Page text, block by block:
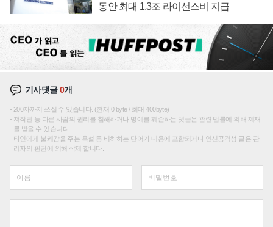
동안 최대 1.3조 라이선스비 지급
기사댓글0개
200자까지 쓰실 수 있습니다. (현재 0 byte / 최대 400byte)
저작권 등 다른 사람의 권리를 침해하거나 명예를 훼손하는 댓글은 관련 법률에 의해 제재
를 받을 수 있습니다.
타인에게 불쾌감을 주는 욕설 등 비하하는 단어가 내용에 포함되거나 인신공격성 글은 관
리자의 판단에 의해 삭제 합니다.